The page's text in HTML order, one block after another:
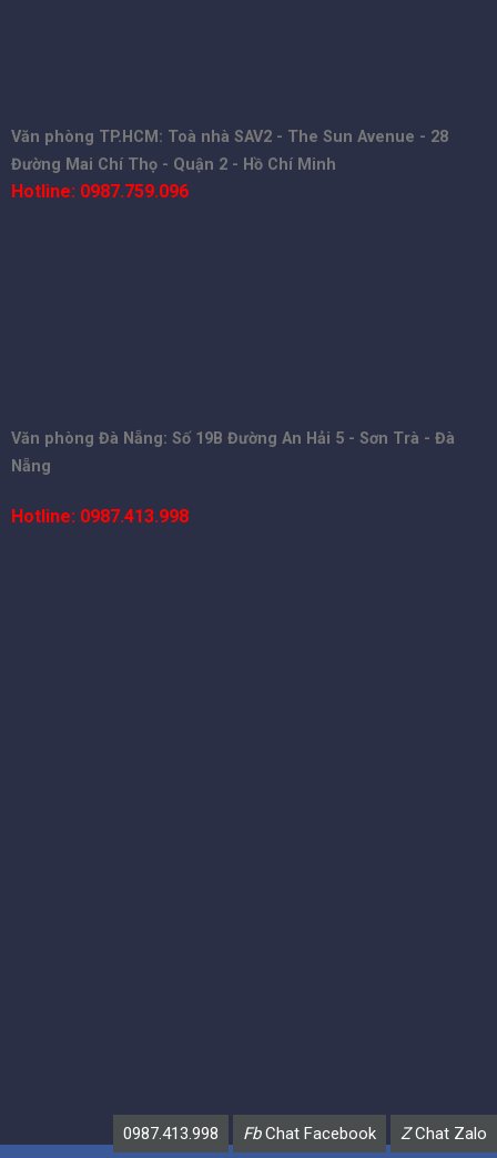
Văn phòng TP.HCM: Toà nhà SAV2 - The Sun Avenue - 28
Đường Mai Chí Thọ - Quận 2 - Hồ Chí Minh
Hotline: 0987.759.096
Văn phòng Đà Nẵng: Số 19B Đường An Hải 5 - Sơn Trà - Đà
Nẵng
Hotline: 0987.413.998
0987.413.998 Fb Chat Facebook Z Chat Zalo